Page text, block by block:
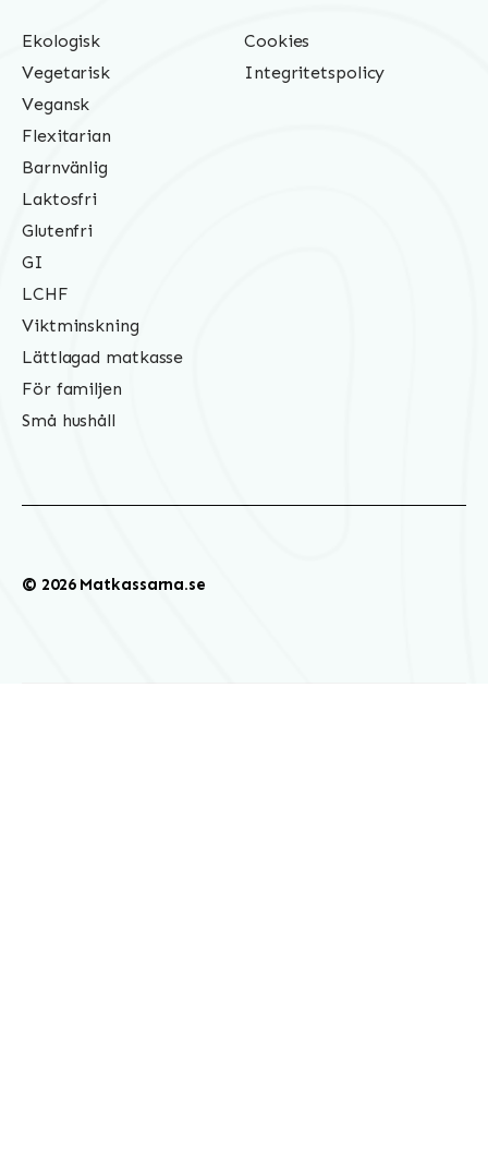
Ekologisk
Vegetarisk
Vegansk
Flexitarian
Barnvänlig
Laktosfri
Glutenfri
GI
LCHF
Viktminskning
Lättlagad matkasse
För familjen
Små hushåll
Cookies
Integritetspolicy
© 2026 Matkassarna.se